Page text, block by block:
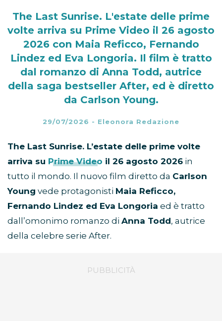
The Last Sunrise. L'estate delle prime
volte arriva su Prime Video il 26 agosto
2026 con Maia Reficco, Fernando
Lindez ed Eva Longoria. Il film è tratto
dal romanzo di Anna Todd, autrice
della saga bestseller After, ed è diretto
da Carlson Young.
29/07/2026 - Eleonora Redazione
The Last Sunrise. L’estate delle prime volte
arriva su Prime Video il 26 agosto 2026 in
tutto il mondo. Il nuovo film diretto da Carlson
Young vede protagonisti Maia Reficco,
Fernando Lindez ed Eva Longoria ed è tratto
dall’omonimo romanzo di Anna Todd, autrice
della celebre serie After.